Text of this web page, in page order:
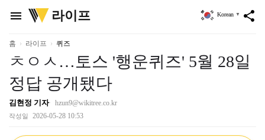
menu
위
키
리
라이프 share
Korean ▼
홈 라이프 퀴즈
ㅊㅇㅅ…토스 '행운퀴즈' 5월 28일
정답 공개됐다
김현정 기자 hzun9@wikitree.co.kr
작성일 2026-05-28 10:53